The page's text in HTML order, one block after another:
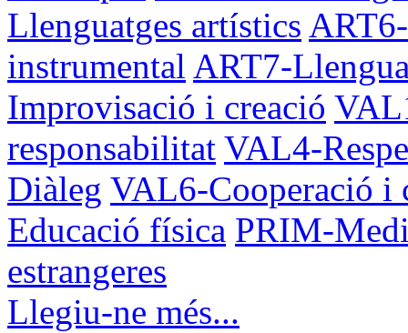
Llenguatges artístics
instrumental ART7-
Improvisació i creació
responsabilitat VAL4-
Diàleg VAL6-Cooperació i
Educació física PRIM-
estrangeres
Llegiu-ne més...